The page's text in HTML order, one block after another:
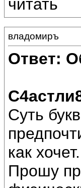
читать
владомиръ
Ответ:
Суть
как хочет.
Прошу